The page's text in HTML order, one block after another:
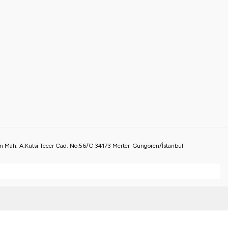
Mah. A.Kutsi Tecer Cad. No:56/C 34173 Merter-Güngören/İstanbul